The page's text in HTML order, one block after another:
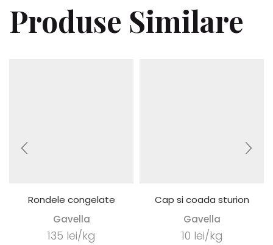
Produse Similare
Rondele congelate
Gavella
135 lei/kg
Cap si coada sturion
Gavella
10 lei/kg